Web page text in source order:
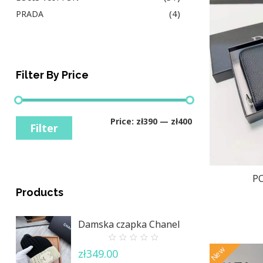
PRADA (4)
Filter By Price
Filter Price: zł390 — zł400
Products
Damska czapka Chanel
out
zł349.00 New